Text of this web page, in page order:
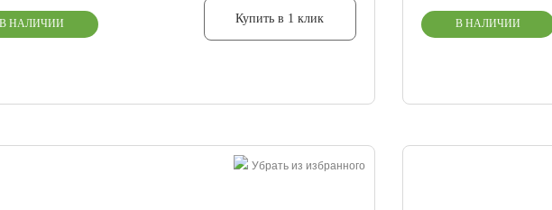
В НАЛИЧИИ Купить в 1 клик В НАЛИЧИИ
Убрать из избранного